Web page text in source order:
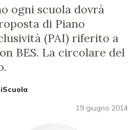
ogni scuola dovrà
di Piano
(PAI) riferito a
BES. La circolare del
19 giugno 2014